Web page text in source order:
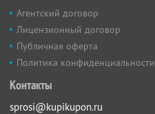
Агентский договор
Лицензионный договор
Публичная оферта
Политика конфиденциальности
Контакты
sprosi@kupikupon.ru